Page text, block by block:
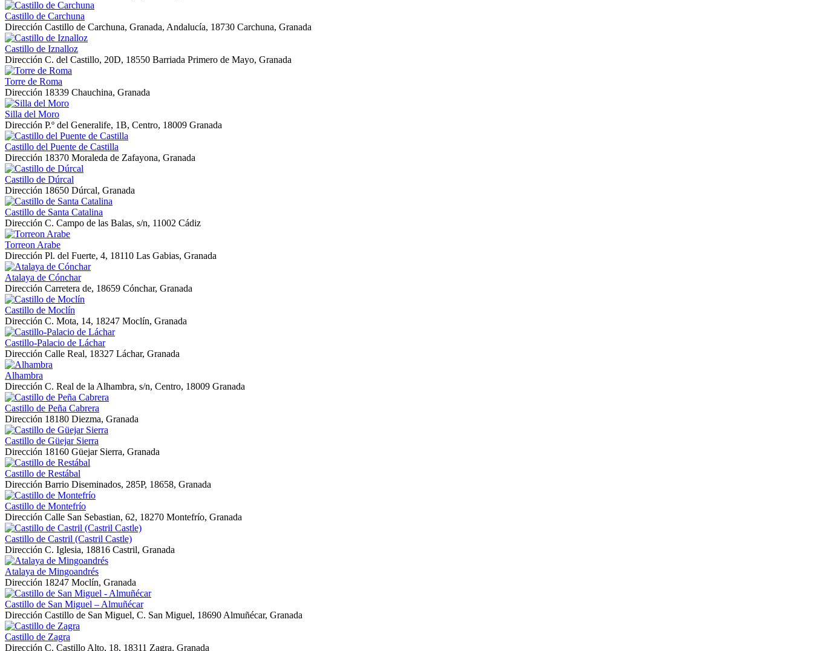
Castillo de Carchuna
Dirección Castillo de Carchuna, Granada, Andalucía, 18730 Carchuna, Granada
Castillo de Iznalloz
Dirección C. del Castillo, 20D, 18550 Barriada Primero de Mayo, Granada
Torre de Roma
Dirección 18339 Chauchina, Granada
Silla del Moro
Dirección P.º del Generalife, 1B, Centro, 18009 Granada
Castillo del Puente de Castilla
Dirección 18370 Moraleda de Zafayona, Granada
Castillo de Dúrcal
Dirección 18650 Dúrcal, Granada
Castillo de Santa Catalina
Dirección C. Campo de las Balas, s/n, 11002 Cádiz
Torreon Arabe
Dirección Pl. del Fuerte, 4, 18110 Las Gabias, Granada
Atalaya de Cónchar
Dirección Carretera de, 18659 Cónchar, Granada
Castillo de Moclín
Dirección C. Mota, 14, 18247 Moclín, Granada
Castillo-Palacio de Láchar
Dirección Calle Real, 18327 Láchar, Granada
Alhambra
Dirección C. Real de la Alhambra, s/n, Centro, 18009 Granada
Castillo de Peña Cabrera
Dirección 18180 Diezma, Granada
Castillo de Güejar Sierra
Dirección 18160 Güejar Sierra, Granada
Castillo de Restábal
Dirección Barrio Diseminados, 285P, 18658, Granada
Castillo de Montefrío
Dirección Calle San Sebastian, 62, 18270 Montefrío, Granada
Castillo de Castril (Castril Castle)
Dirección C. Iglesia, 18816 Castril, Granada
Atalaya de Mingoandrés
Dirección 18247 Moclín, Granada
Castillo de San Miguel – Almuñécar
Dirección Castillo de San Miguel, C. San Miguel, 18690 Almuñécar, Granada
Castillo de Zagra
Dirección C. Castillo Alto, 18, 18311 Zagra, Granada